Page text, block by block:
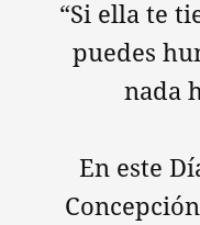
“Si ella te
puedes
nada
En este